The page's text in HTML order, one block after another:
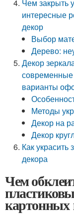
Чем закрыть
интересные
декор
Выбор
Дерево:
Декор
варианты
Методы
Декор на
Декор
Как
декора
Чем
картонных